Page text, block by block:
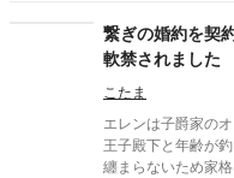
繋ぎの婚約を契
軟禁されました
こたま
エレンは子爵家の
王子殿下と年齢が
纏まらないため家